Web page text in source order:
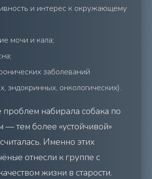
и интерес к окружающему
мочи и кала;
заболеваний
эндокринных, онкологических).
набирала собака по
— тем более «устойчивой»
Именно этих
отнесли к группе с
жизни в старости.